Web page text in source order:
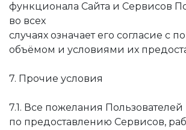
функционала Сайта и Сервисов
во всех
случаях означает его согласие с
объёмом и условиями их
7. Прочие условия
7.1. Все пожелания Пользователей
по предоставлению Сервисов,